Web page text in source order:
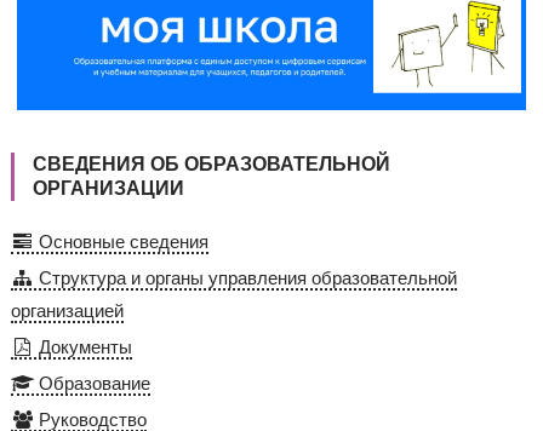
СВЕДЕНИЯ ОБ ОБРАЗОВАТЕЛЬНОЙ
ОРГАНИЗАЦИИ
Основные сведения
Структура и органы управления образовательной
организацией
Документы
Образование
Руководство